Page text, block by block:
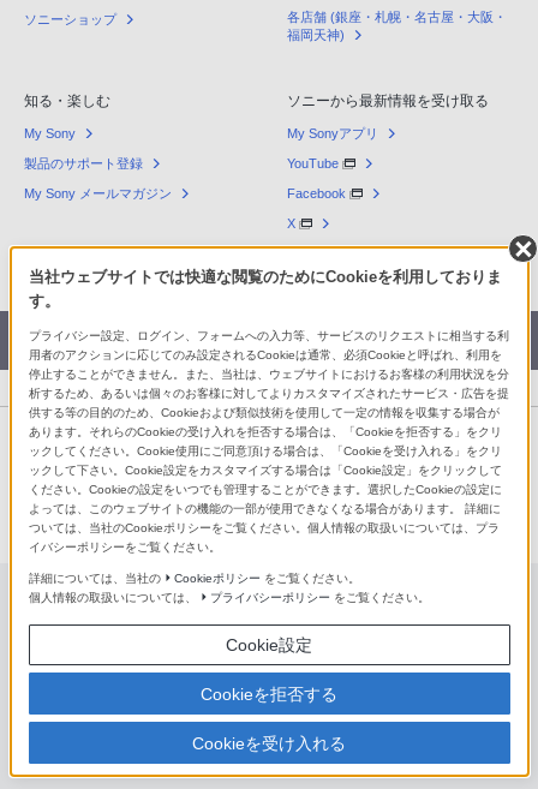
ソニーショップ
各店舗 (銀座・札幌・名古屋・大阪・
福岡天神)
知る・楽しむ
My Sony
製品のサポート登録
My Sony メールマガジン
ソニーから最新情報を受け取る
My Sonyアプリ
YouTube
Facebook
X
LINE
カタログPDFダウンロード
デジタルスチルカメラ Cyber-shot サイバーショット サイトマ
ップ
大型センサーモデル
RX100 VII(DSC-RX100M7/RX100M7G)
RX0 II(DSC-RX0M2)
当社ウェブサイトでは快適な閲覧のためにCookieを利用しておりま
す。
プライバシー設定、ログイン、フォームへの入力等、サービスのリクエストに相当する利
用者のアクションに応じてのみ設定されるCookieは通常、必須Cookieと呼ばれ、利用を
停止することができません。また、当社は、ウェブサイトにおけるお客様の利用状況を分
析するため、あるいは個々のお客様に対してよりカスタマイズされたサービス・広告を提
供する等の目的のため、Cookieおよび類似技術を使用して一定の情報を収集する場合が
あります。それらのCookieの受け入れを拒否する場合は、「Cookieを拒否する」をクリ
ックしてください。Cookie使用にご同意頂ける場合は、「Cookieを受け入れる」をクリ
ックして下さい。Cookie設定をカスタマイズする場合は「Cookie設定」をクリックして
ください。Cookieの設定をいつでも管理することができます。選択したCookieの設定に
よっては、このウェブサイトの機能の一部が使用できなくなる場合があります。 詳細に
ついては、当社のCookieポリシーをご覧ください。個人情報の取扱いについては、プラ
イバシーポリシーをご覧ください。
詳細については、当社の Cookieポリシー をご覧ください。
個人情報の取扱いについては、
プライバシーポリシー をご覧ください。
Cookie設定
Cookieを拒否する
Cookieを受け入れる